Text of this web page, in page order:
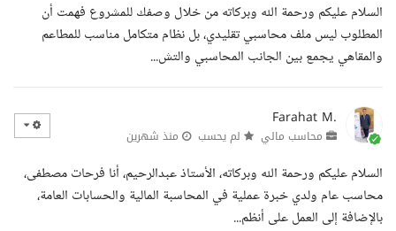
السلام عليكم ورحمة الله وبركاته من خلال وصفك للمشروع فهمت أن
المطلوب ليس ملف محاسبي تقليدي، بل نظام متكامل مناسب للمطاعم
والمقاهي يجمع بين الجانب المحاسبي والتش...
Farahat M.
محاسب مالي لم يحسب منذ شهرين
السلام عليكم ورحمة الله وبركاته، الأستاذ عبدالرحيم، أنا فرحات مصطفى،
محاسب عام ولدي خبرة عملية في المحاسبة المالية والحسابات العامة،
بالإضافة إلى العمل على أنظم...